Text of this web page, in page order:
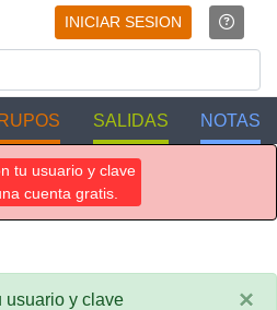
INICIAR SESION
SALIDAS NOTAS
tu usuario y clave
cuenta gratis.
usuario y clave
×